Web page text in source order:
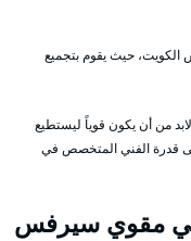
حيث يقوم بتجميع
من أن يكون قوياً ليستطيع
قدرة الفني المتخصص في
مقوي سيرفس